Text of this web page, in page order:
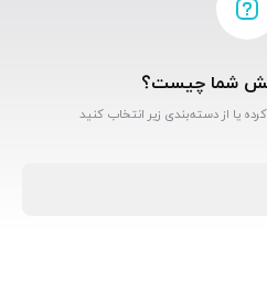
شما چیست؟
یا از دسته‌بندی زیر انتخاب کنید